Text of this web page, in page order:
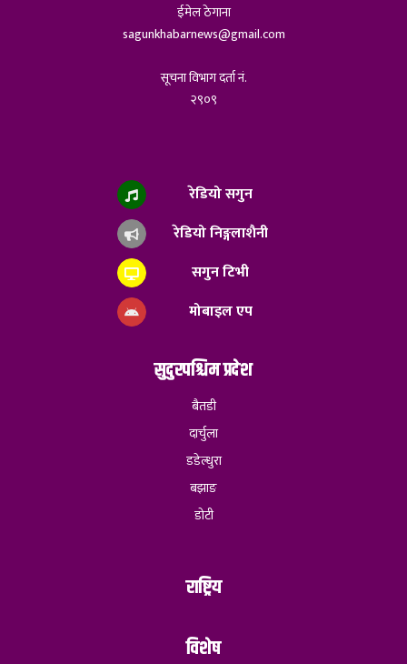
ईमेल ठेगाना
sagunkhabarnews@gmail.com
सूचना विभाग दर्ता नं.
२९०९
रेडियो सगुन
रेडियो निङ्गलाशैनी
सगुन टिभी
मोबाइल एप
सुदुरपश्चिम प्रदेश
बैतडी
दार्चुला
डडेल्धुरा
बझाङ
डोटी
राष्ट्रिय
विशेष